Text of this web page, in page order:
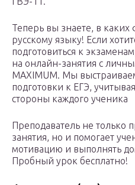
Теперь вы знаете, в
русскому языку! Если
подготовиться к
на онлайн-занятия с
MAXIMUM. Мы
подготовки к ЕГЭ,
стороны каждого ученика
Преподаватель не только
занятия, но и помогает
мотивацию и выполнять
Пробный урок бесплатно!